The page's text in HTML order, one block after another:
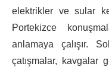
elektrikler ve sular
Portekizce
anlamaya çalışır.
çatışmalar, kavgalar